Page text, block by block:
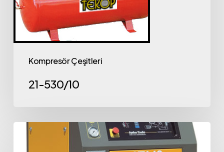
Kompresör Çeşitleri
21-530/10